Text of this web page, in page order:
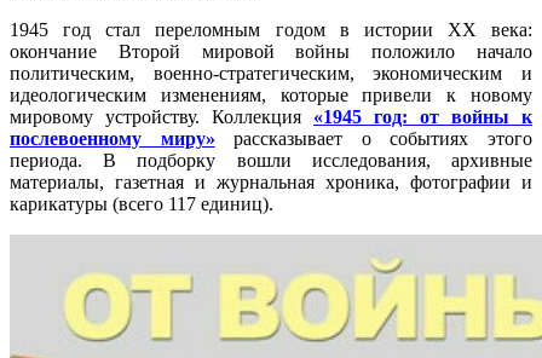
1945 год стал переломным годом в истории XX века:
окончание Второй мировой войны положило начало
политическим, военно-стратегическим, экономическим и
идеологическим изменениям, которые привели к новому
мировому устройству. Коллекция «1945 год: от войны к
послевоенному миру» рассказывает о событиях этого
периода. В подборку вошли исследования, архивные
материалы, газетная и журнальная хроника, фотографии и
карикатуры (всего 117 единиц).